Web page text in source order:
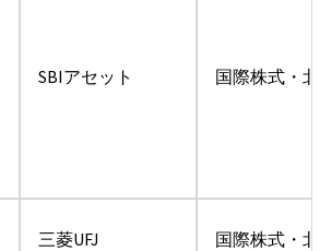
SBIアセット 国際株式・
三菱UFJ 国際株式・